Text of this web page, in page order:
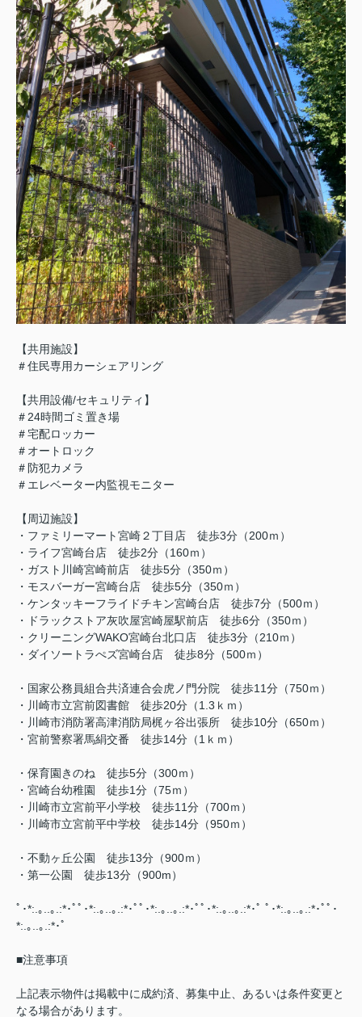
【共用施設】
＃住民専用カーシェアリング
【共用設備/セキュリティ】
＃24時間ゴミ置き場
＃宅配ロッカー
＃オートロック
＃防犯カメラ
＃エレベーター内監視モニター
【周辺施設】
・ファミリーマート宮崎２丁目店 徒歩3分（200ｍ）
・ライフ宮崎台店 徒歩2分（160ｍ）
・ガスト川崎宮崎前店 徒歩5分（350ｍ）
・モスバーガー宮崎台店 徒歩5分（350ｍ）
・ケンタッキーフライドチキン宮崎台店 徒歩7分（500ｍ）
・ドラックストア灰吹屋宮崎屋駅前店 徒歩6分（350ｍ）
・クリーニングWAKO宮崎台北口店 徒歩3分（210ｍ）
・ダイソートラぺズ宮崎台店 徒歩8分（500ｍ）
・国家公務員組合共済連合会虎ノ門分院 徒歩11分（750ｍ）
・川崎市立宮前図書館 徒歩20分（1.3ｋｍ）
・川崎市消防署高津消防局梶ヶ谷出張所 徒歩10分（650ｍ）
・宮前警察署馬絹交番 徒歩14分（1ｋｍ）
・保育園きのね 徒歩5分（300ｍ）
・宮崎台幼稚園 徒歩1分（75ｍ）
・川崎市立宮前平小学校 徒歩11分（700ｍ）
・川崎市立宮前平中学校 徒歩14分（950ｍ）
・不動ヶ丘公園 徒歩13分（900ｍ）
・第一公園 徒歩13分（900m）
ﾟ･*:.｡..｡.:*･ﾟﾟ･*:.｡..｡.:*･ﾟﾟ･*:.｡..｡.:*･ﾟﾟ･*:.｡..｡.:*･ﾟ ﾟ･*:.｡..｡.:*･ﾟﾟ･
*:.｡..｡.:*･ﾟ
■注意事項
上記表示物件は掲載中に成約済、募集中止、あるいは条件変更と
なる場合があります。